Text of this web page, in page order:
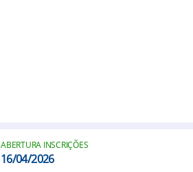
ABERTURA INSCRIÇÕES
16/04/2026